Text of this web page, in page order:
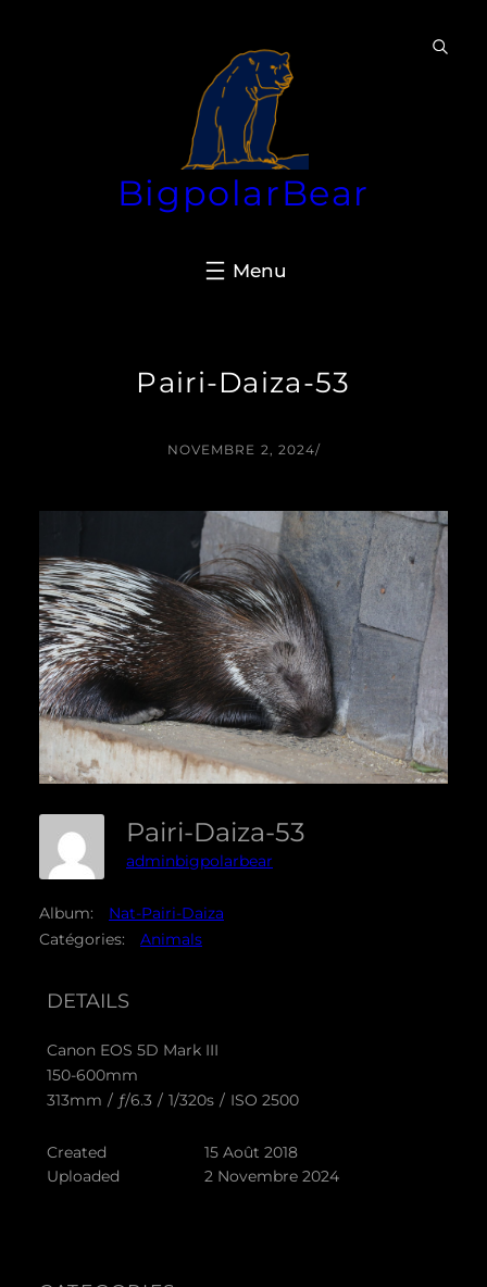
BigpolarBear
Pairi-Daiza-53
NOVEMBRE 2, 2024/
Pairi-Daiza-53
adminbigpolarbear
Album:
Nat-Pairi-Daiza
Catégories:
Animals
DETAILS
Canon EOS 5D Mark III
150-600mm
313mm / ƒ/6.3 / 1/320s / ISO 2500
Created
15 Août 2018
Uploaded
2 Novembre 2024